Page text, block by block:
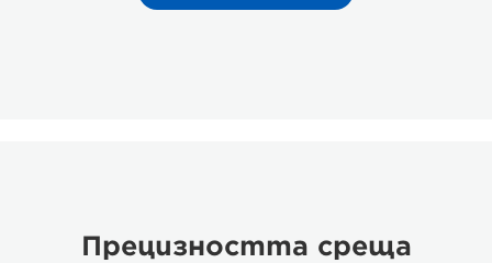
Прецизността среща